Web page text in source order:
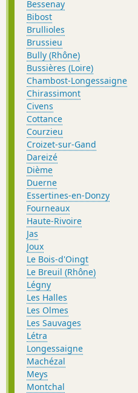
Bessenay
Bibost
Brullioles
Brussieu
Bully (Rhône)
Bussières (Loire)
Chambost-Longessaigne
Chirassimont
Civens
Cottance
Courzieu
Croizet-sur-Gand
Dareizé
Dième
Duerne
Essertines-en-Donzy
Fourneaux
Haute-Rivoire
Jas
Joux
Le Bois-d'Oingt
Le Breuil (Rhône)
Légny
Les Halles
Les Olmes
Les Sauvages
Létra
Longessaigne
Machézal
Meys
Montchal